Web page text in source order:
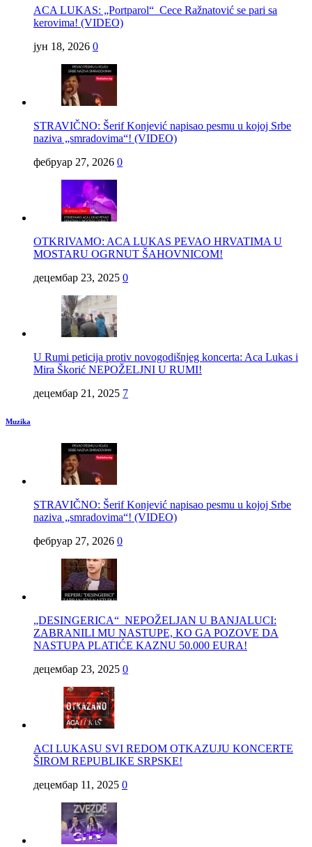
ACA LUKAS: „Portparol“ Cece Ražnatović se pari sa
kerovima! (VIDEO)
јун 18, 2026 0
STRAVIČNO: Šerif Konjević napisao pesmu u kojoj Srbe
naziva „smradovima“! (VIDEO)
фебруар 27, 2026 0
OTKRIVAMO: ACA LUKAS PEVAO HRVATIMA U
MOSTARU OGRNUT ŠAHOVNICOM!
децембар 23, 2025 0
U Rumi peticija protiv novogodišnjeg koncerta: Aca Lukas i
Mira Škorić NEPOŽELJNI U RUMI!
децембар 21, 2025 7
Muzika
STRAVIČNO: Šerif Konjević napisao pesmu u kojoj Srbe
naziva „smradovima“! (VIDEO)
фебруар 27, 2026 0
„DESINGERICA“ NEPOŽELJAN U BANJALUCI:
ZABRANILI MU NASTUPE, KO GA POZOVE DA
NASTUPA PLATIĆE KAZNU 50.000 EURA!
децембар 23, 2025 0
ACI LUKASU SVI REDOM OTKAZUJU KONCERTE
ŠIROM REPUBLIKE SRPSKE!
децембар 11, 2025 0